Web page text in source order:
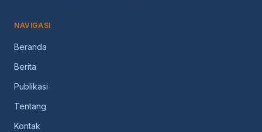
NAVIGASI
Beranda
Berita
Publikasi
Tentang
Kontak